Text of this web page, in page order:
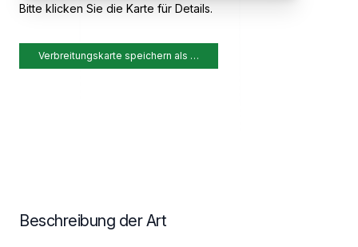
Bitte klicken Sie die Karte für Details.
Verbreitungskarte speichern als …
Beschreibung der Art